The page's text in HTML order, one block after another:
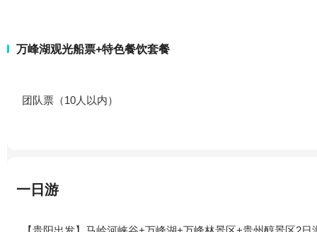
万峰湖观光船票+特色餐饮套餐
团队票（10人以内）
一日游